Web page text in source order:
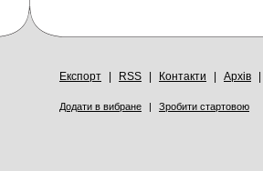
Експорт RSS Контакти Архів
Додати в вибране | Зробити стартовою